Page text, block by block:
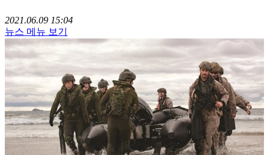
2021.06.09 15:04
뉴스 메뉴 보기